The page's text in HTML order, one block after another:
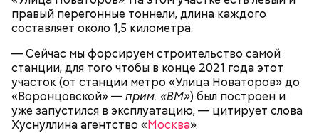
правый перегонные тоннели, длина каждого
составляет около 1,5 километра.
— Сейчас мы форсируем строительство самой
станции, для того чтобы в конце 2021 года этот
участок (от станции метро «Улица Новаторов» до
«Воронцовской» —прим. «ВМ») был построен и
уже запустился в эксплуатацию, — цитирует слова
Хуснуллина агентство «Москва».
Читайте также:Парк развлечений «Остров мечты»
откроется в декабре